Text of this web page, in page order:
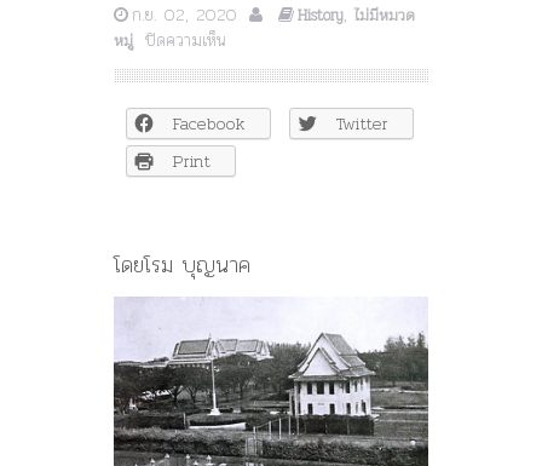
ก.ย. 02, 2020 History, ไม่มีหมวด
หมู่ ปิดความเห็น
ร.๖
สร้าง
“จุฬาลงกรณ์
มหาวิทยาลัย”
ระ
ร.๙
ฝาก
ต้น
และ
เพลง
ไว้
เตือน
ใจ!!
Facebook
Twitter
Print
โดยโรม บุญนาค